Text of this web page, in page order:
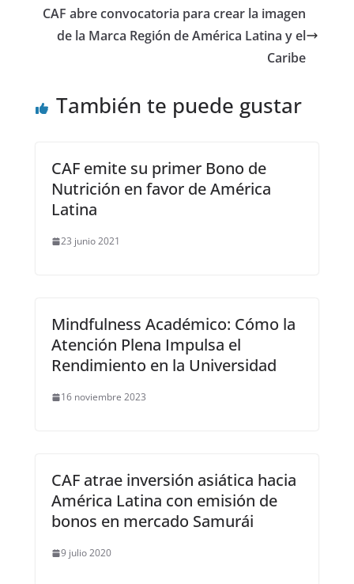
CAF abre convocatoria para crear la imagen
de la Marca Región de América Latina y el
Caribe
También te puede gustar
CAF emite su primer Bono de
Nutrición en favor de América
Latina
23 junio 2021
Mindfulness Académico: Cómo la
Atención Plena Impulsa el
Rendimiento en la Universidad
16 noviembre 2023
CAF atrae inversión asiática hacia
América Latina con emisión de
bonos en mercado Samurái
9 julio 2020